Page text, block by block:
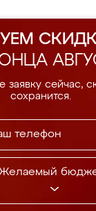
заявку сейчас,
сохранится.